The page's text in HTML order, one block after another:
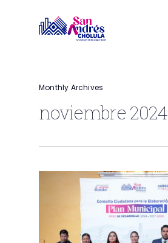
Monthly Archives
noviembre 2024
0